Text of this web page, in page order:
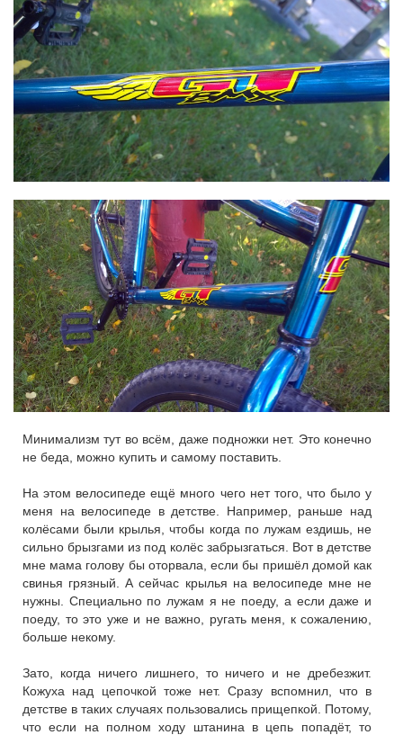
Минимализм тут во всём, даже подножки нет. Это конечно
не беда, можно купить и самому поставить.
На этом велосипеде ещё много чего нет того, что было у
меня на велосипеде в детстве. Например, раньше над
колёсами были крылья, чтобы когда по лужам ездишь, не
сильно брызгами из под колёс забрызгаться. Вот в детстве
мне мама голову бы оторвала, если бы пришёл домой как
свинья грязный. А сейчас крылья на велосипеде мне не
нужны. Специально по лужам я не поеду, а если даже и
поеду, то это уже и не важно, ругать меня, к сожалению,
больше некому.
Зато, когда ничего лишнего, то ничего и не дребезжит.
Кожуха над цепочкой тоже нет. Сразу вспомнил, что в
детстве в таких случаях пользовались прищепкой. Потому,
что если на полном ходу штанина в цепь попадёт, то